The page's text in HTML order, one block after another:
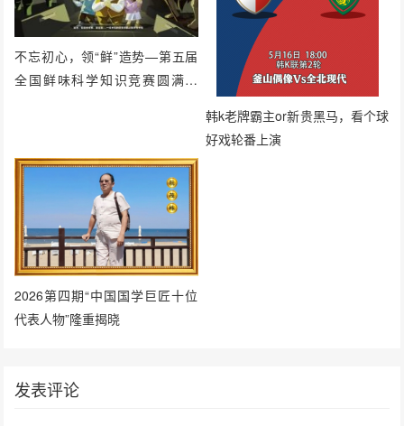
不忘初心，领“鲜”造势—第五届
全国鲜味科学知识竞赛圆满落
韩k老牌霸主or新贵黑马，看个球
好戏轮番上演
2026第四期“中国国学巨匠十位
代表人物”隆重揭晓
发表评论